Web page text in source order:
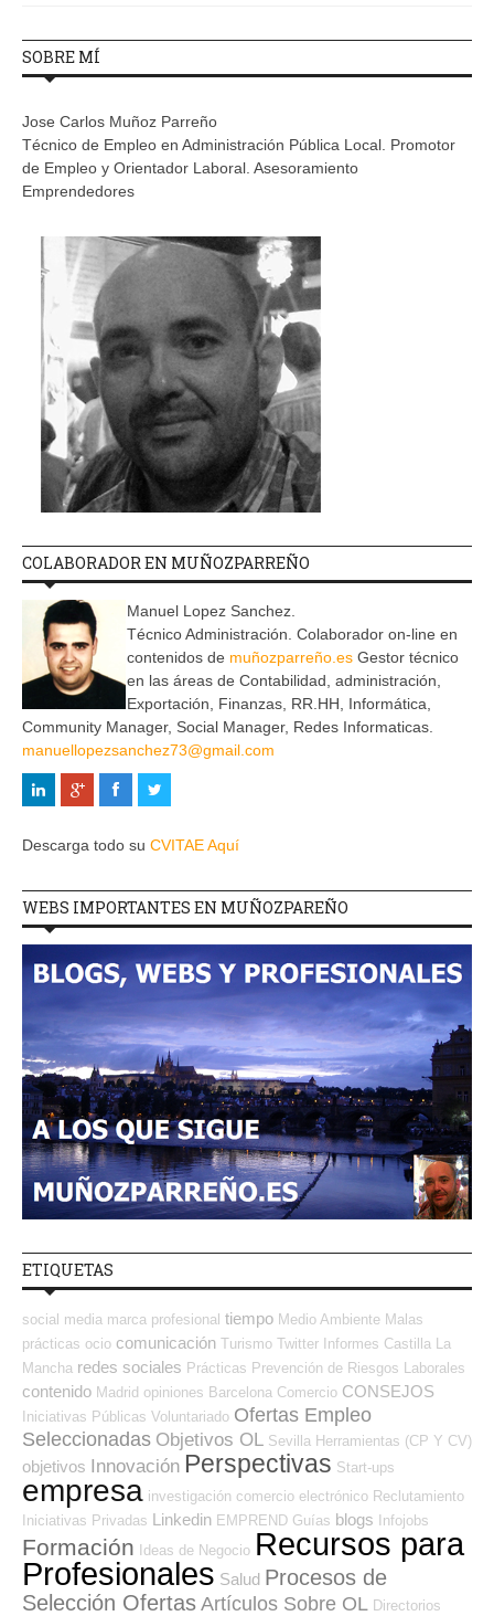
SOBRE MÍ
Jose Carlos Muñoz Parreño
Técnico de Empleo en Administración Pública Local. Promotor
de Empleo y Orientador Laboral. Asesoramiento
Emprendedores
COLABORADOR EN MUÑOZPARREÑO
Manuel Lopez Sanchez.
Técnico Administración. Colaborador on-line en
contenidos de muñozparreño.es Gestor técnico
en las áreas de Contabilidad, administración,
Exportación, Finanzas, RR.HH, Informática,
Community Manager, Social Manager, Redes Informaticas.
manuellopezsanchez73@gmail.com
Descarga todo su CVITAE Aquí
WEBS IMPORTANTES EN MUÑOZPAREÑO
ETIQUETAS
social media marca profesional tiempo Medio Ambiente Malas
prácticas ocio comunicación Turismo Twitter Informes Castilla La
Mancha redes sociales Prácticas Prevención de Riesgos Laborales
contenido Madrid opiniones Barcelona Comercio CONSEJOS
Iniciativas Públicas Voluntariado Ofertas Empleo
Seleccionadas Objetivos OL Sevilla Herramientas (CP Y CV)
objetivos Innovación Perspectivas Start-ups
empresa investigación comercio electrónico Reclutamiento
Iniciativas Privadas Linkedin EMPREND Guías blogs Infojobs
Formación Ideas de Negocio Recursos para
Profesionales Salud Procesos de
Selección Ofertas Artículos Sobre OL Directorios